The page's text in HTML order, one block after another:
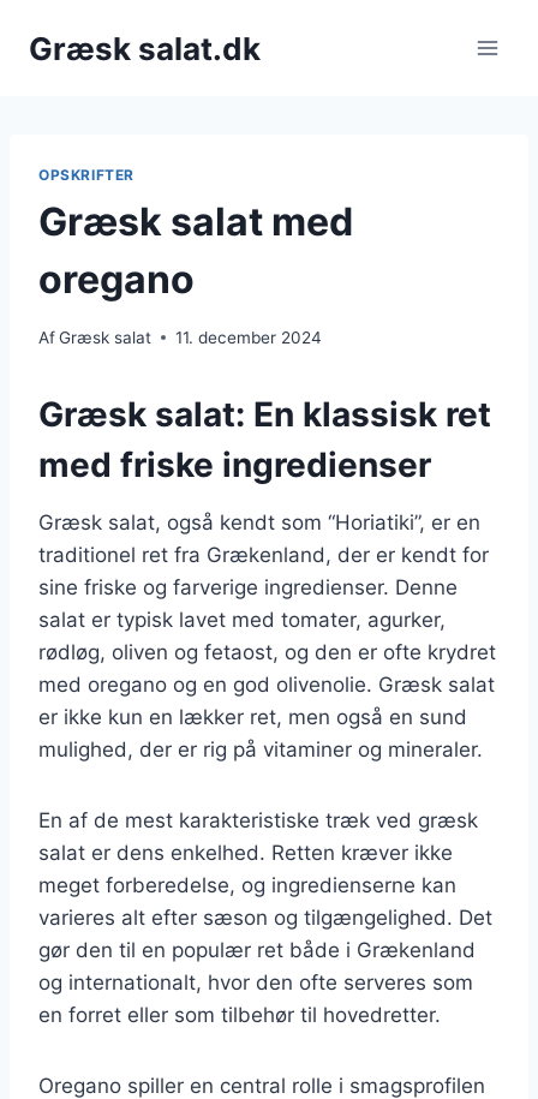
Græsk salat.dk
OPSKRIFTER
Græsk salat med
oregano
AfGræsk salat 11. december 2024
Græsk salat: En klassisk ret
med friske ingredienser
Græsk salat, også kendt som “Horiatiki”, er en
traditionel ret fra Grækenland, der er kendt for
sine friske og farverige ingredienser. Denne
salat er typisk lavet med tomater, agurker,
rødløg, oliven og fetaost, og den er ofte krydret
med oregano og en god olivenolie. Græsk salat
er ikke kun en lækker ret, men også en sund
mulighed, der er rig på vitaminer og mineraler.
En af de mest karakteristiske træk ved græsk
salat er dens enkelhed. Retten kræver ikke
meget forberedelse, og ingredienserne kan
varieres alt efter sæson og tilgængelighed. Det
gør den til en populær ret både i Grækenland
og internationalt, hvor den ofte serveres som
en forret eller som tilbehør til hovedretter.
Oregano spiller en central rolle i smagsprofilen